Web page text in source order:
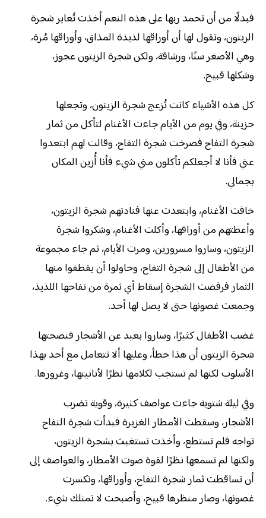
فبدلًا من أن تحمد ربها على هذه النعم أخذت تُعاير شجرة
الزيتون، وتقول لها أن أوراقها لذيذة المذاق، وأوراقها مُرة،
وهي الأصغر سنًا، ورشاقة، ولكن شجرة الزيتون عجوز،
وشكلها قبيح.
كل هذه الأشياء كانت تُزعج شجرة الزيتون، وتجعلها
حزينة، وفي يوم من الأيام جاءت الأغنام لتأكل من ثمار
شجرة التفاح فصرخت شجرة التفاح، وقالت لهم ابتعدوا
عني فأنا لا أجعلكم تأكلون مني شيء فأنا أُزين المكان
بجمالي.
خافت الأغنام، وابتعدت عنها فنادتهم شجرة الزيتون،
وأعطتهم من أوراقها، وأكلت الأغنام، وشكروا شجرة
الزيتون، وساروا مسرورين، ومرت الأيام، ثم جاء مجموعة
من الأطفال إلى شجرة التفاح، وحاولوا أن يقطفوا منها
الثمار فرفضت الشجرة إسقاط أي ثمرة من تفاحها اللذيذ،
وجمعت غصونها حتى لا يصل لها أحد.
غضب الأطفال كثيرًا، وساروا بعيد عن الأشجار فنصحتها
شجرة الزيتون أن هذا خطأ، وعليها ألا تتعامل مع أحد بهذا
الأسلوب لكنها لم تستجب لكلامها نظرًا لأنانيتها، وغرورها.
وفي ليلة شتوية جاءت عواصف كثيرة، وقوية تضرب
الأشجار، وسقطت الأمطار الغزيرة فبدأت شجرة التفاح
تواجه فلم تستطع، وأخذت تستغيث بشجرة الزيتون،
ولكنها لم تسمعها نظرًا لقوة صوت الأمطار، والعواصف إلى
أن تساقطت ثمار شجرة التفاح، وأوراقها، وتكسرت
غصونها، وصار منظرها قبيح، وأصبحت لا تمتلك شيء.